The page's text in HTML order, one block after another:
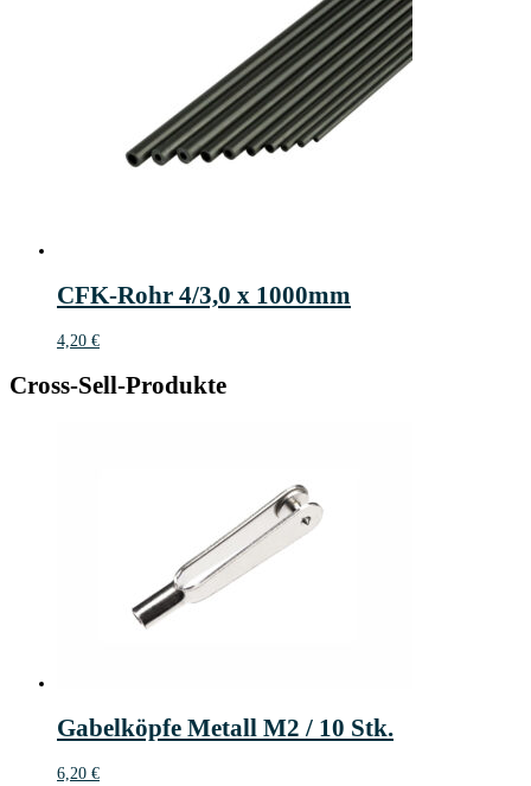
CFK-Rohr 4/3,0 x 1000mm
4,20 €
Cross-Sell-Produkte
Gabelköpfe Metall M2 / 10 Stk.
6,20 €